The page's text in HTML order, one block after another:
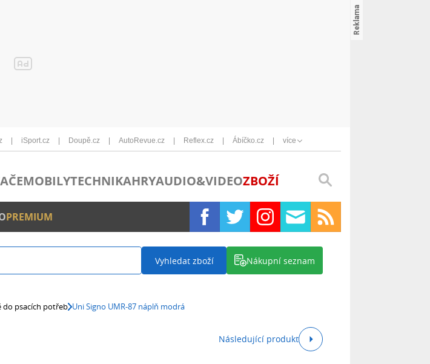
iSport.cz Doupě.cz AutoRevue.cz Reflex.cz Ábíčko.cz více
MOBILYTECHNIKAHRYAUDIO&VIDEOZBOŽÍ
PREMIUM
Vyhledat zboží Nákupní seznam
do psacích potřeb Uni Signo UMR-87 náplň modrá
Následující produkt